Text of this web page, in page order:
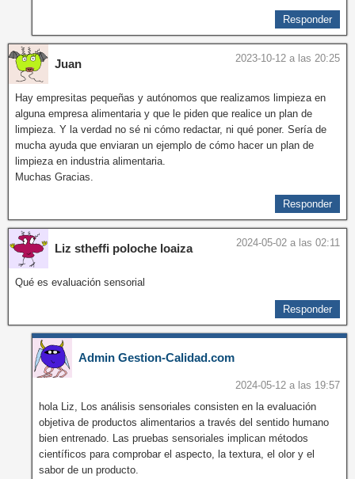
Responder
Juan 2023-10-12 a las 20:25
Hay empresitas pequeñas y autónomos que realizamos limpieza en
alguna empresa alimentaria y que le piden que realice un plan de
limpieza. Y la verdad no sé ni cómo redactar, ni qué poner. Sería de
mucha ayuda que enviaran un ejemplo de cómo hacer un plan de
limpieza en industria alimentaria.
Muchas Gracias.
Responder
Liz stheffi poloche loaiza 2024-05-02 a las 02:11
Qué es evaluación sensorial
Responder
Admin Gestion-Calidad.com
2024-05-12 a las 19:57
hola Liz, Los análisis sensoriales consisten en la evaluación
objetiva de productos alimentarios a través del sentido humano
bien entrenado. Las pruebas sensoriales implican métodos
científicos para comprobar el aspecto, la textura, el olor y el
sabor de un producto.